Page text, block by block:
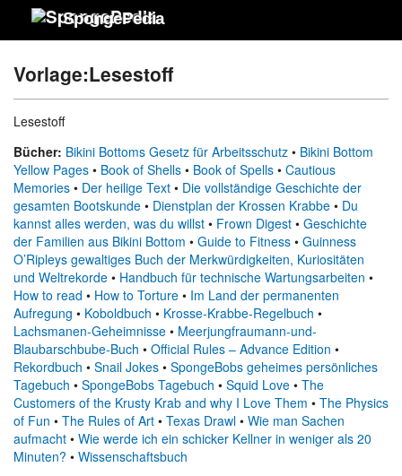
SpongePedia
Vorlage:Lesestoff
Lesestoff
Bücher: Bikini Bottoms Gesetz für Arbeitsschutz • Bikini Bottom
Yellow Pages • Book of Shells • Book of Spells • Cautious
Memories • Der heilige Text • Die vollständige Geschichte der
gesamten Bootskunde • Dienstplan der Krossen Krabbe • Du
kannst alles werden, was du willst • Frown Digest • Geschichte
der Familien aus Bikini Bottom • Guide to Fitness • Guinness
O’Ripleys gewaltiges Buch der Merkwürdigkeiten, Kuriositäten
und Weltrekorde • Handbuch für technische Wartungsarbeiten •
How to read • How to Torture • Im Land der permanenten
Aufregung • Koboldbuch • Krosse-Krabbe-Regelbuch •
Lachsmanen-Geheimnisse • Meerjungfraumann-und-
Blaubarschbube-Buch • Official Rules – Advance Edition •
Rekordbuch • Snail Jokes • SpongeBobs geheimes persönliches
Tagebuch • SpongeBobs Tagebuch • Squid Love • The
Customers of the Krusty Krab and why I Love Them • The Physics
of Fun • The Rules of Art • Texas Drawl • Wie man Sachen
aufmacht • Wie werde ich ein schicker Kellner in weniger als 20
Minuten? • Wissenschaftsbuch